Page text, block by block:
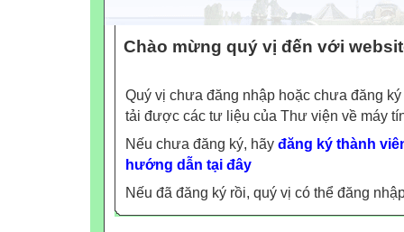
Chào mừng quý vị đến với
Quý vị chưa đăng nhập hoặc chưa đăng
tải được các tư liệu của Thư viện về máy
Nếu chưa đăng ký, hãy đăng ký thành
hướng dẫn tại đây
Nếu đã đăng ký rồi, quý vị có thể đăng